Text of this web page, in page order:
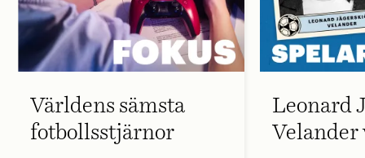
Världens sämsta
fotbollsstjärnor
Leonard
Velander